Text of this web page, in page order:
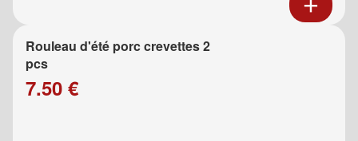
Rouleau d'été porc crevettes 2
pcs
7.50 €